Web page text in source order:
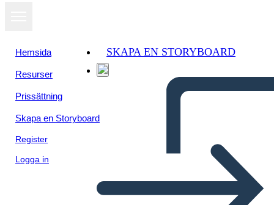
Hemsida
Resurser
Prissättning
Skapa en Storyboard
Register
Logga in
SKAPA EN STORYBOARD
Visa som
bildspel